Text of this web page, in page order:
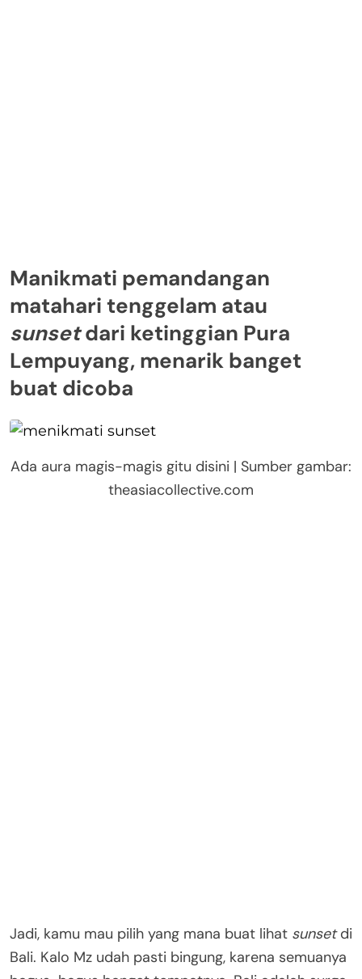
Manikmati pemandangan
matahari tenggelam atau
sunsetdari ketinggian Pura
Lempuyang, menarik banget
buat dicoba
Ada aura magis-magis gitu disini | Sumber gambar:
theasiacollective.com
Jadi, kamu mau pilih yang mana buat lihat sunsetdi
Bali. Kalo Mz udah pasti bingung, karena semuanya